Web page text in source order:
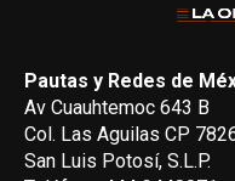
Pautas y Redes de
Av Cuauhtemoc 643 B
Col. Las Aguilas CP
San Luis Potosí, S.L.P.